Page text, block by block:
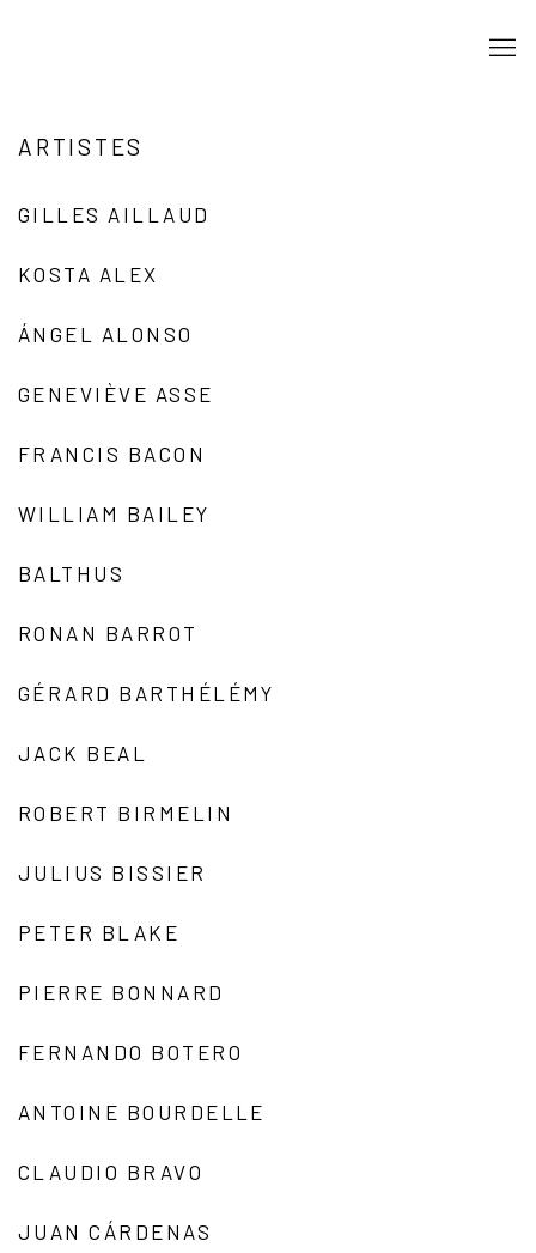
ARTISTES
GILLES AILLAUD
KOSTA ALEX
ÁNGEL ALONSO
GENEVIÈVE ASSE
FRANCIS BACON
WILLIAM BAILEY
BALTHUS
RONAN BARROT
GÉRARD BARTHÉLÉMY
JACK BEAL
ROBERT BIRMELIN
JULIUS BISSIER
PETER BLAKE
PIERRE BONNARD
FERNANDO BOTERO
ANTOINE BOURDELLE
CLAUDIO BRAVO
JUAN CÁRDENAS